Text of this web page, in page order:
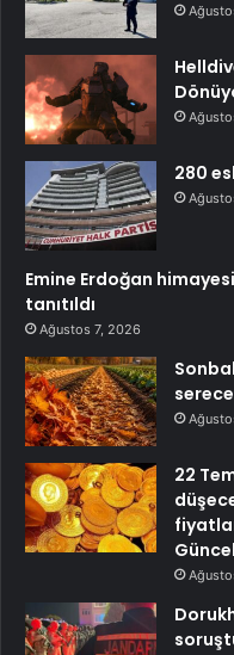
280
Emine Erdoğan
tanıtıldı
Ağustos 7, 2026
22